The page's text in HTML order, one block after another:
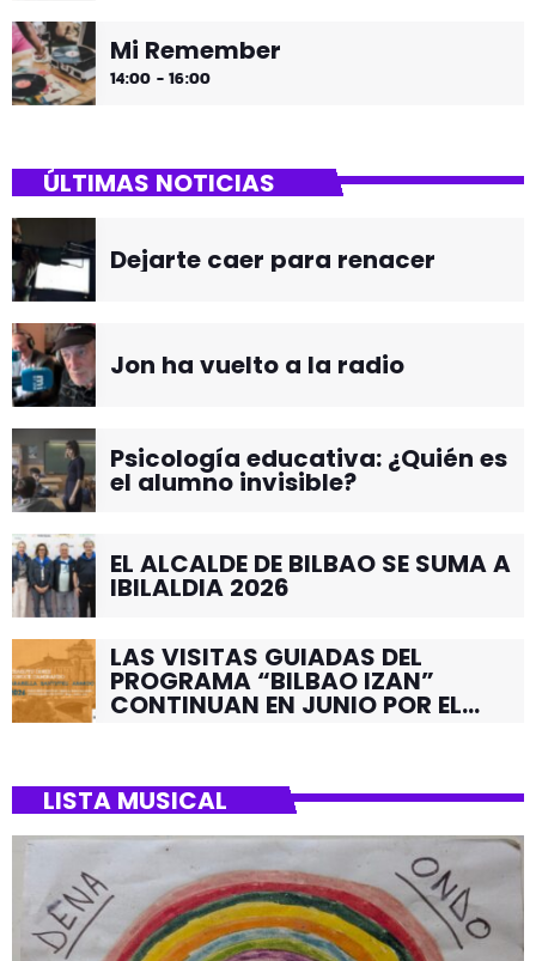
Mi Remember
14:00 - 16:00
ÚLTIMAS NOTICIAS
Dejarte caer para renacer
Jon ha vuelto a la radio
Psicología educativa: ¿Quién es
el alumno invisible?
EL ALCALDE DE BILBAO SE SUMA A
IBILALDIA 2026
LAS VISITAS GUIADAS DEL
PROGRAMA “BILBAO IZAN”
CONTINUAN EN JUNIO POR EL
LISTA MUSICAL